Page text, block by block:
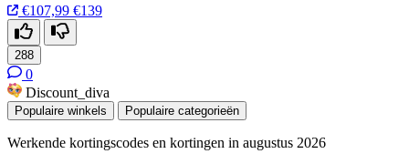
€107,99 €139
288
0
Discount_diva
Populaire winkels Populaire categorieën
Werkende kortingscodes en kortingen in augustus 2026